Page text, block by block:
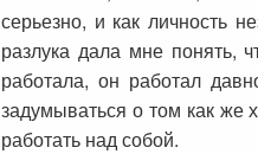
серьезно, и как личность
разлука дала мне понять,
работала, он работал
задумываться о том как же
работать над собой.